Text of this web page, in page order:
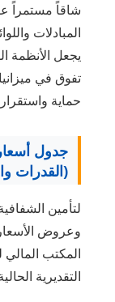
شاقاً مستمراً
المبادلات
يجعل الأنظمة
تفوق في
حماية واستقرار
(القدرات
لتأمين
وعروض
المكتب
التقديرية